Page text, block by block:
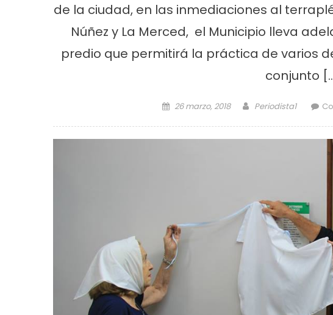
de la ciudad, en las inmediaciones al
Núñez y La Merced, el Municipio lleva
predio que permitirá la práctica de varios
conjunto
Posted on
26 marzo, 2018 Author
Periodista1